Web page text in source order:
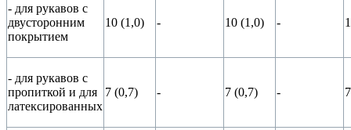
- для рукавов с
двусторонним
покрытием
10 (1,0) - 10 (1,0) -
- для рукавов с
пропиткой и для
латексированных
7 (0,7) - 7 (0,7) -